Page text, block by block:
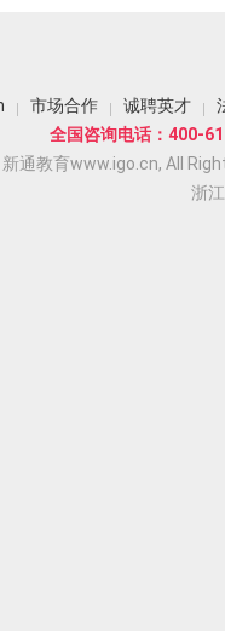
市场合作 诚聘英才
全国咨询电话：400-
通教育www.igo.cn, All
浙